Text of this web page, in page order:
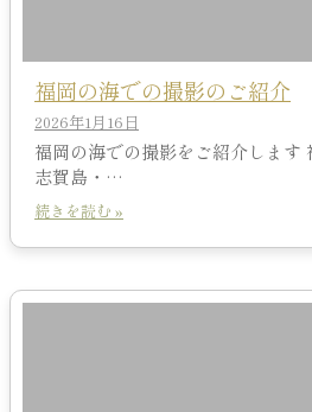
福岡の海での撮影のご紹介
2026年1月16日
福岡の海での撮影をご紹介します
志賀島・…
続きを読む »